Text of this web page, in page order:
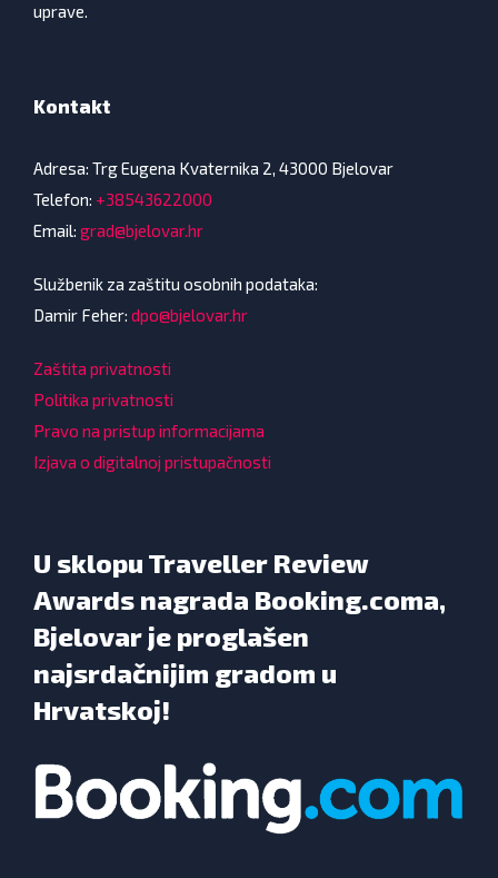
uprave.
Kontakt
Adresa: Trg Eugena Kvaternika 2, 43000 Bjelovar
Telefon: +38543622000
Email: grad@bjelovar.hr
Službenik za zaštitu osobnih podataka:
Damir Feher: dpo@bjelovar.hr
Zaštita privatnosti
Politika privatnosti
Pravo na pristup informacijama
Izjava o digitalnoj pristupačnosti
U sklopu Traveller Review
Awards nagrada Booking.coma,
Bjelovar je proglašen
najsrdačnijim gradom u
Hrvatskoj!